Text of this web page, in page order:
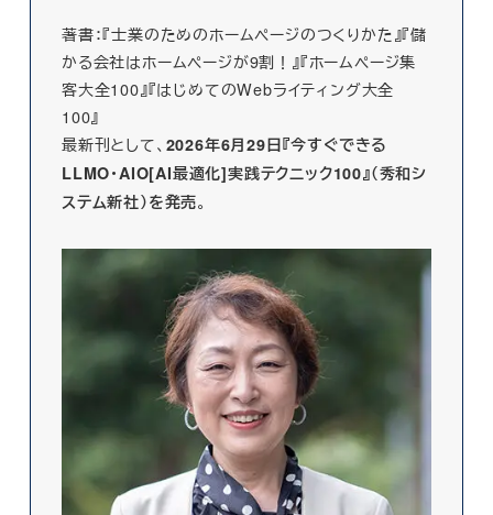
著書：『士業のためのホームページのつくりかた』『儲
かる会社はホームページが9割！』『ホームページ集
客大全100』『はじめてのWebライティング大全
100』
最新刊として、 2026年6月29日『今すぐできる
LLMO・AIO[AI最適化]実践テクニック100』（秀和シ
ステム新社）を発売。